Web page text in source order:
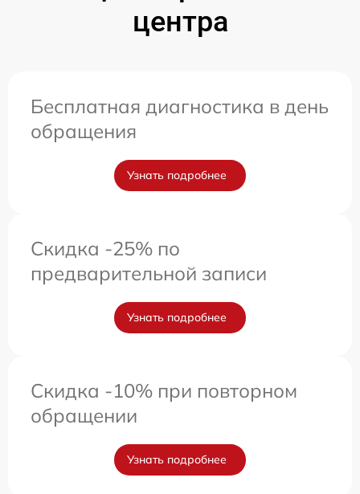
центра
Бесплатная диагностика в день
обращения
Узнать подробнее
Скидка -25% по
предварительной записи
Узнать подробнее
Скидка -10% при повторном
обращении
Узнать подробнее